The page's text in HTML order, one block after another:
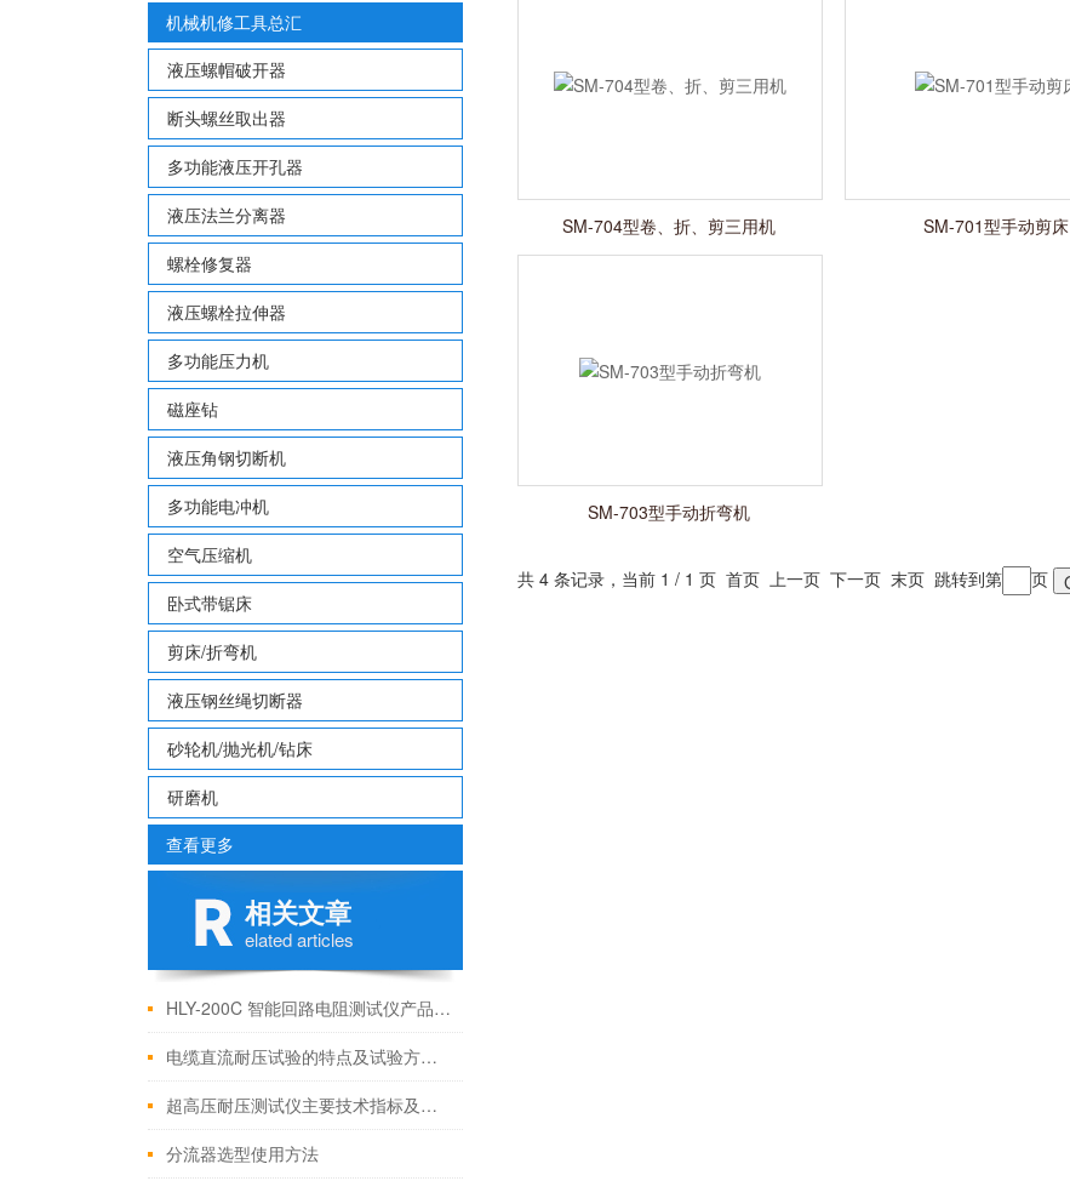
机械机修工具总汇
液压螺帽破开器
断头螺丝取出器
多功能液压开孔器
液压法兰分离器
螺栓修复器
液压螺栓拉伸器
多功能压力机
磁座钻
液压角钢切断机
多功能电冲机
空气压缩机
卧式带锯床
剪床/折弯机
液压钢丝绳切断器
砂轮机/抛光机/钻床
研磨机
查看更多
相关文章
elated articles
HLY-200C 智能回路电阻测试仪产品特征
电缆直流耐压试验的特点及试验方法步骤
超高压耐压测试仪主要技术指标及参数
分流器选型使用方法
SM-704型卷、折、剪三用机 SM-701型手动剪床
SM-703型手动折弯机
共 4 条记录，当前 1 / 1 页 首页 上一页 下一页 末页 跳转到第 页